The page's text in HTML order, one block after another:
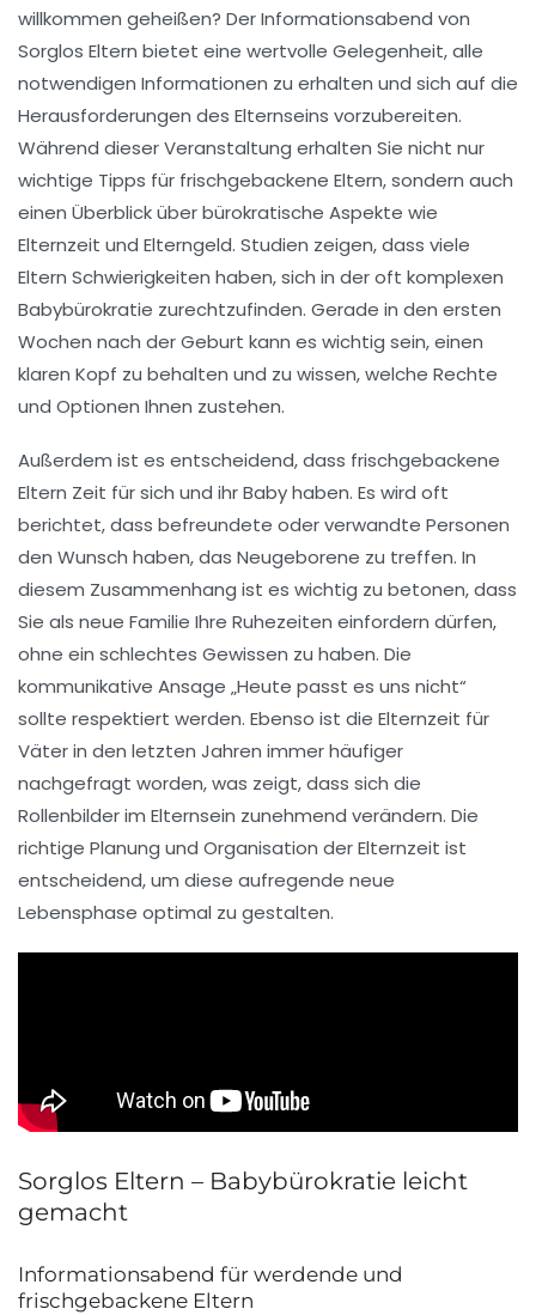
willkommen geheißen? Der Informationsabend von
Sorglos Eltern bietet eine wertvolle Gelegenheit, alle
notwendigen Informationen zu erhalten und sich auf die
Herausforderungen des Elternseins vorzubereiten.
Während dieser Veranstaltung erhalten Sie nicht nur
wichtige Tipps für frischgebackene Eltern, sondern auch
einen Überblick über bürokratische Aspekte wie
Elternzeit und Elterngeld. Studien zeigen, dass viele
Eltern Schwierigkeiten haben, sich in der oft komplexen
Babybürokratie zurechtzufinden. Gerade in den ersten
Wochen nach der Geburt kann es wichtig sein, einen
klaren Kopf zu behalten und zu wissen, welche Rechte
und Optionen Ihnen zustehen.
Außerdem ist es entscheidend, dass frischgebackene
Eltern Zeit für sich und ihr Baby haben. Es wird oft
berichtet, dass befreundete oder verwandte Personen
den Wunsch haben, das Neugeborene zu treffen. In
diesem Zusammenhang ist es wichtig zu betonen, dass
Sie als neue Familie Ihre Ruhezeiten einfordern dürfen,
ohne ein schlechtes Gewissen zu haben. Die
kommunikative Ansage „Heute passt es uns nicht“
sollte respektiert werden. Ebenso ist die Elternzeit für
Väter in den letzten Jahren immer häufiger
nachgefragt worden, was zeigt, dass sich die
Rollenbilder im Elternsein zunehmend verändern. Die
richtige Planung und Organisation derElternzeit ist
entscheidend, um diese aufregende neue
Lebensphase optimal zu gestalten.
Sorglos Eltern – Babybürokratie leicht
gemacht
Informationsabend für werdende und
frischgebackene Eltern